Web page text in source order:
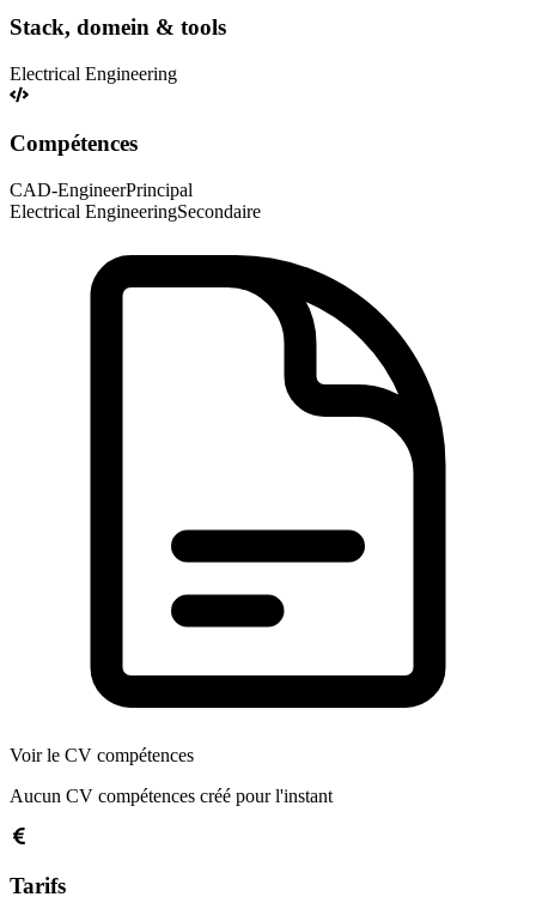
Stack, domein & tools
Electrical Engineering
Compétences
CAD-EngineerPrincipal
Electrical EngineeringSecondaire
Voir le CV compétences
Aucun CV compétences créé pour l'instant
Tarifs